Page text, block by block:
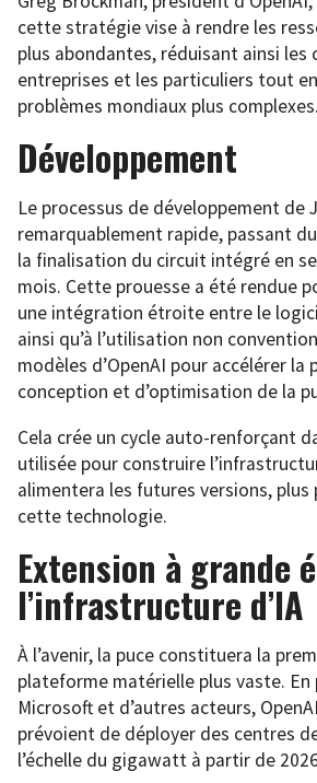
cette stratégie vise à rendre les
plus abondantes, réduisant ainsi les
entreprises et les particuliers tout
problèmes mondiaux plus complexes.
Développement
Le processus de développement de
remarquablement rapide, passant
la finalisation du circuit intégré en
mois. Cette prouesse a été rendue
une intégration étroite entre le
ainsi qu’à l’utilisation non
modèles d’OpenAI pour accélérer la
conception et d’optimisation de la
Cela crée un cycle auto-renforçant
utilisée pour construire
alimentera les futures versions,
cette technologie.
Extension à grande
l’infrastructure d’IA
À l’avenir, la puce constituera la
plateforme matérielle plus vaste.
Microsoft et d’autres acteurs,
prévoient de déployer des centres
l’échelle du gigawatt à partir de